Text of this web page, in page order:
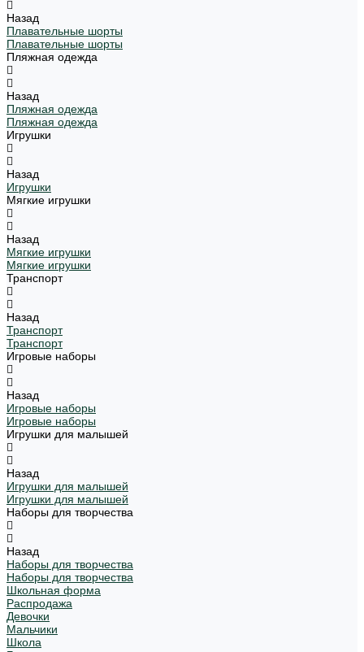
Назад
Плавательные шорты
Плавательные шорты
Пляжная одежда
Назад
Пляжная одежда
Пляжная одежда
Игрушки
Назад
Игрушки
Мягкие игрушки
Назад
Мягкие игрушки
Мягкие игрушки
Транспорт
Назад
Транспорт
Транспорт
Игровые наборы
Назад
Игровые наборы
Игровые наборы
Игрушки для малышей
Назад
Игрушки для малышей
Игрушки для малышей
Наборы для творчества
Назад
Наборы для творчества
Наборы для творчества
Школьная форма
Распродажа
Девочки
Мальчики
Школа